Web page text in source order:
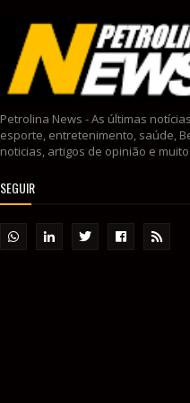
Petrolina News - As últimas
esporte, entretenimento, saúde,
noticias, artigos de opinião e
SEGUIR